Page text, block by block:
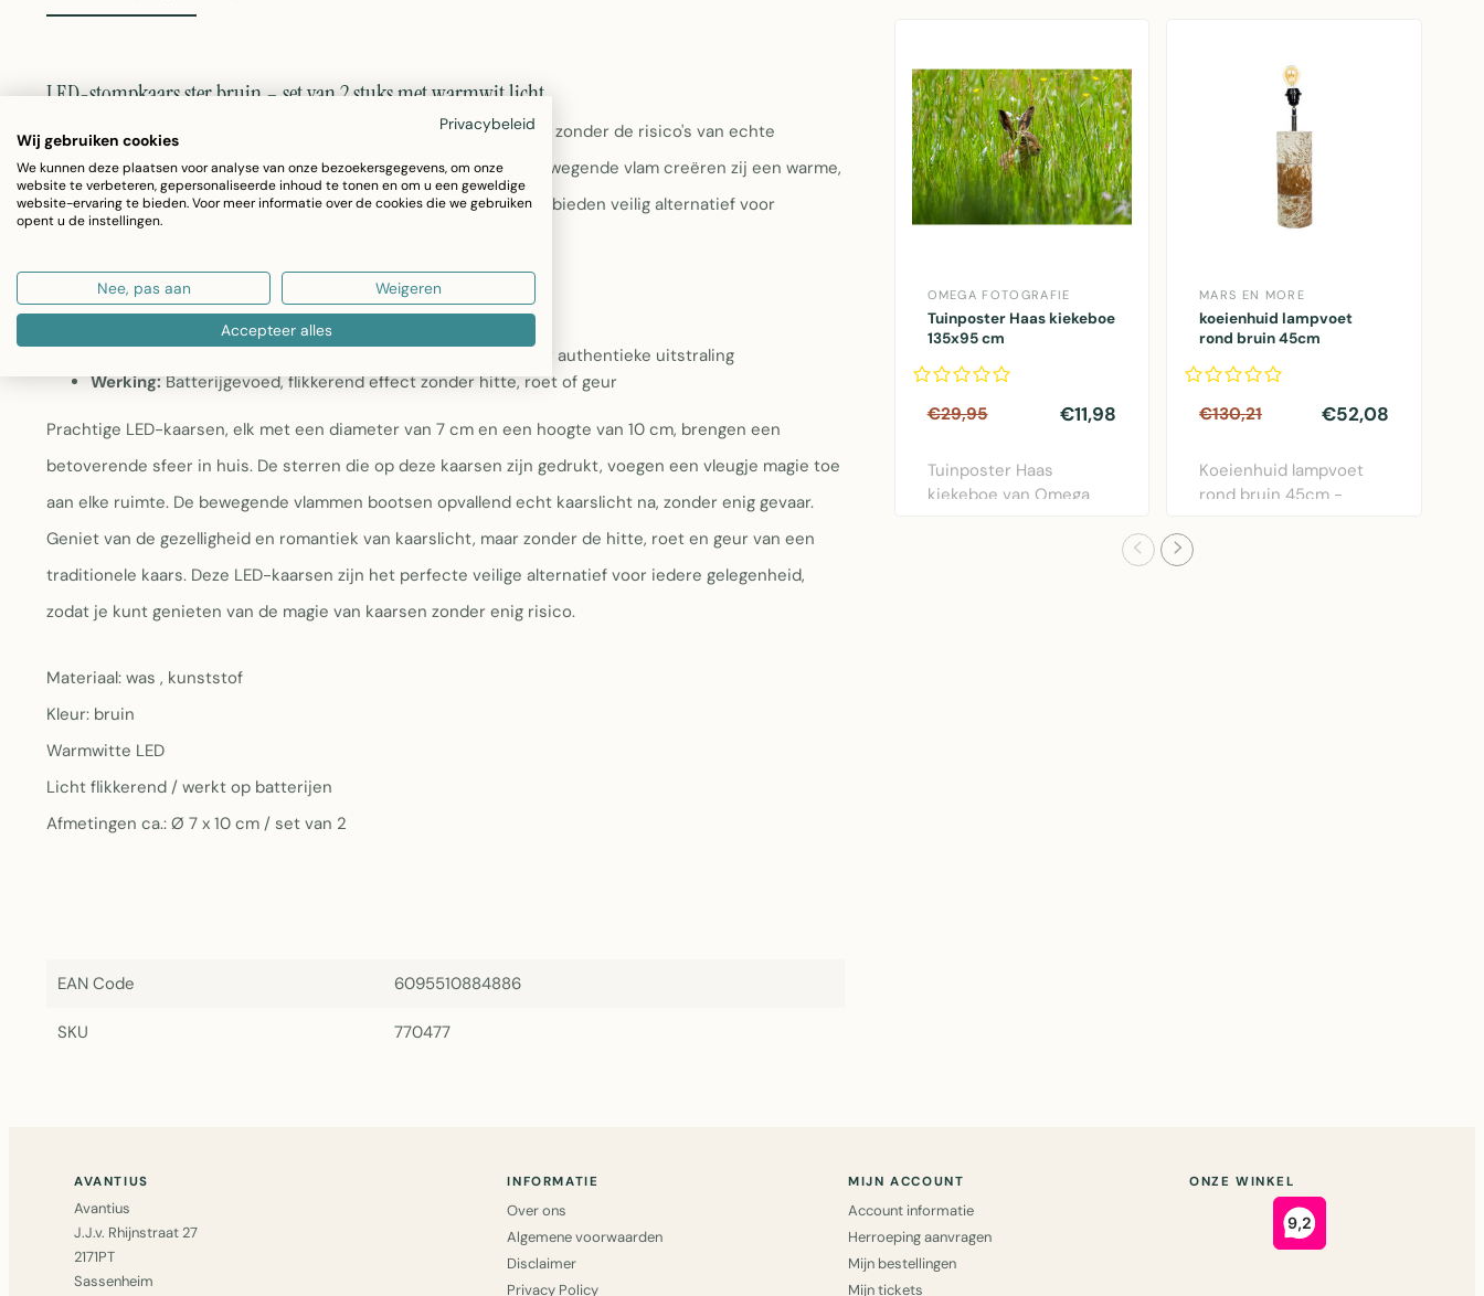
LED-stompkaars ster bruin – set van 2 stuks met warmwit licht
Deze set van twee LED-stompkaarsen brengt gezelligheid in huis zonder de risico's van echte
kaarsen. Met hun sfeervolle sterornamentatie en realistische bewegende vlam creëren zij een warme,
intieme sfeer in elke ruimte. De kaarsen werken op batterijen en bieden veilig alternatief voor
Afmeting:Diameter 7 cm, hoogte 10 cm per kaars
Was en kunststof met gedrukte sterrendetails
Warmwit licht met bewegende vlam voor authentieke uitstraling
Werking:Batterijgevoed, flikkerend effect zonder hitte, roet of geur
Prachtige LED-kaarsen, elk met een diameter van 7 cm en een hoogte van 10 cm, brengen een
betoverende sfeer in huis. De sterren die op deze kaarsen zijn gedrukt, voegen een vleugje magie toe
aan elke ruimte. De bewegende vlammen bootsen opvallend echt kaarslicht na, zonder enig gevaar.
Geniet van de gezelligheid en romantiek van kaarslicht, maar zonder de hitte, roet en geur van een
traditionele kaars. Deze LED-kaarsen zijn het perfecte veilige alternatief voor iedere gelegenheid,
zodat je kunt genieten van de magie van kaarsen zonder enig risico.
Materiaal: was , kunststof
Kleur: bruin
Warmwitte LED
Licht flikkerend / werkt op batterijen
Afmetingen ca.: Ø 7 x 10 cm / set van 2
EAN Code 6095510884886
SKU 770477
OMEGA FOTOGRAFIE
Tuinposter Haas kiekeboe
135x95 cm
€29,95 €11,98
Tuinposter Haas
kiekeboe van Omega
MARS EN MORE
koeienhuid lampvoet
rond bruin 45cm
€130,21 €52,08
Koeienhuid lampvoet
rond bruin 45cm -
AVANTIUS
Avantius
J.J.v. Rhijnstraat 27
2171PT
Sassenheim
INFORMATIE
Over ons
Algemene voorwaarden
Disclaimer
Privacy Policy
MIJN ACCOUNT
Account informatie
Herroeping aanvragen
Mijn bestellingen
Mijn tickets
ONZE WINKEL
Privacybeleid
Wij gebruiken cookies
We kunnen deze plaatsen voor analyse van onze bezoekersgegevens, om onze
website te verbeteren, gepersonaliseerde inhoud te tonen en om u een geweldige
website-ervaring te bieden. Voor meer informatie over de cookies die we gebruiken
opent u de instellingen.
Nee, pas aan Weigeren
Accepteer alles